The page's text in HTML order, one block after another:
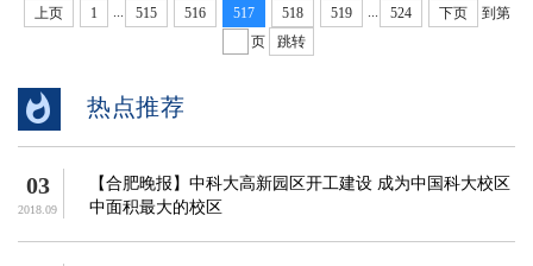
上页 1 515 516 517 518 519 524 下页
到第
页
跳转
热点推荐
03
2018.09
【合肥晚报】中科大高新园区开工建设 成为中国科大校区
中面积最大的校区